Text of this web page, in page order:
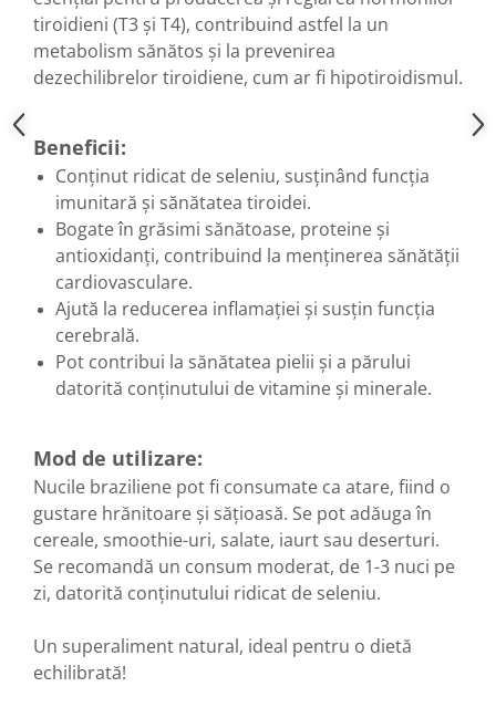
Menopauza
Meteorism
Migrene
Obezitate
Parazitoză digestivă
Pediatrie
Piele, par si unghii
Pneumonie
Potenta
Prostatită
Reflux Gastro-Esofagian
Remineralizare
Sindromul colonului iritabil
Sinuzită
Sistemul circulator
Sistemul digestiv
Sistemul muscular
Sistemul osos si articulatii
tiroidieni (T3 și T4), contribuind astfel la un
metabolism sănătos și la prevenirea
dezechilibrelor tiroidiene, cum ar fi hipotiroidismul.
Beneficii:
Conținut ridicat de seleniu, susținând funcția
imunitară și sănătatea tiroidei.
Bogate în grăsimi sănătoase, proteine și
antioxidanți, contribuind la menținerea sănătății
cardiovasculare.
Ajută la reducerea inflamației și susțin funcția
cerebrală.
Pot contribui la sănătatea pielii și a părului
datorită conținutului de vitamine și minerale.
Mod de utilizare:
Nucile braziliene pot fi consumate ca atare, fiind o
gustare hrănitoare și sățioasă. Se pot adăuga în
cereale, smoothie-uri, salate, iaurt sau deserturi.
Se recomandă un consum moderat, de 1-3 nuci pe
zi, datorită conținutului ridicat de seleniu.
Un superaliment natural, ideal pentru o dietă
echilibrată!